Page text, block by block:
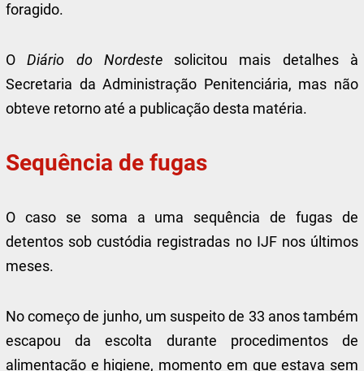
foragido.
ODiário do Nordestesolicitou mais detalhes à
Secretaria da Administração Penitenciária, mas não
obteve retorno até a publicação desta matéria.
Sequência de fugas
O caso se soma a uma sequência de fugas de
detentos sob custódia registradas no IJF nos últimos
meses.
No começo de junho, um suspeito de 33 anos também
escapou da escolta durante procedimentos de
alimentação e higiene, momento em que estava sem